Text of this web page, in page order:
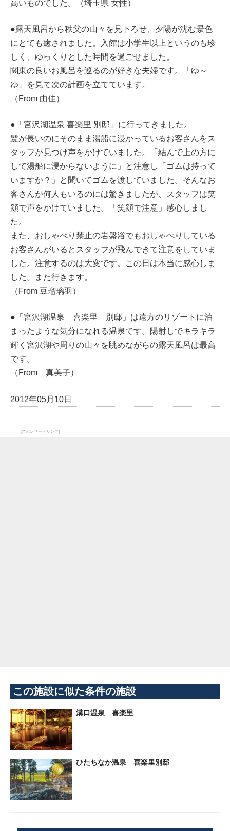
高いものでした。（埼玉県 女性）
●露天風呂から秩父の山々を見下ろせ、夕陽が沈む景色
にとても癒されました。入館は小学生以上というのも珍
しく、ゆっくりとした時間を過ごせました。
関東の良いお風呂を巡るのが好きな夫婦です。「ゆ～
ゆ」を見て次の計画を立てています。
（From 由佳）
●「宮沢湖温泉 喜楽里 別邸」に行ってきました。
髪が長いのにそのまま湯船に浸かっているお客さんをス
タッフが見つけ声をかけていました。「結んで上の方に
して湯船に浸からないように」と注意し「ゴムは持って
いますか？」と聞いてゴムを渡していました。そんなお
客さんが何人もいるのには驚きましたが、スタッフは笑
顔で声をかけていました。「笑顔で注意」感心しまし
た。
また、おしゃべり禁止の岩盤浴でもおしゃべりしている
お客さんがいるとスタッフが飛んできて注意をしていま
した。注意するのは大変です。この日は本当に感心しま
した。また行きます。
（From 豆瑠璃羽）
●「宮沢湖温泉 喜楽里 別邸」は遠方のリゾートに泊
まったような気分になれる温泉です。陽射しでキラキラ
輝く宮沢湖や周りの山々を眺めながらの露天風呂は最高
です。
（From 真美子）
2012年05月10日
[スポンサードリンク]
この施設に似た条件の施設
溝口温泉 喜楽里
ひたちなか温泉 喜楽里別邸